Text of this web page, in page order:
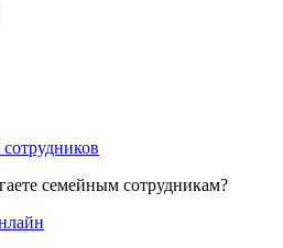
семейным сотрудникам?